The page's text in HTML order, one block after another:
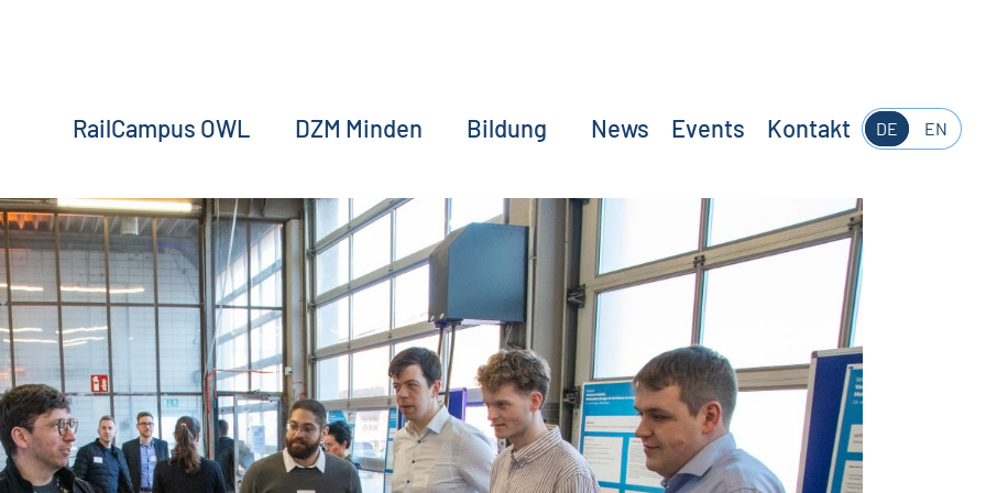
RailCampus OWL
DZM Minden Bildung News Events Kontakt DE EN